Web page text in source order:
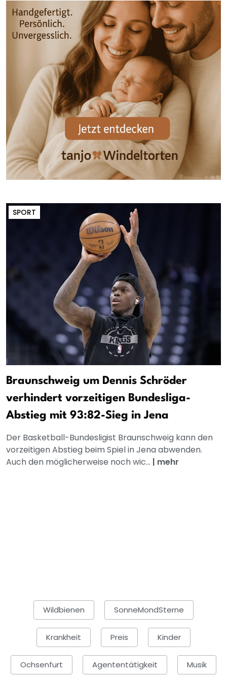
SPORT
Braunschweig um Dennis Schröder
verhindert vorzeitigen Bundesliga-
Abstieg mit 93:82-Sieg in Jena
Der Basketball-Bundesligist Braunschweig kann den
vorzeitigen Abstieg beim Spiel in Jena abwenden.
Auch den möglicherweise noch wic... | mehr
Wildbienen SonneMondSterne
Krankheit Preis Kinder
Ochsenfurt Agententätigkeit Musik